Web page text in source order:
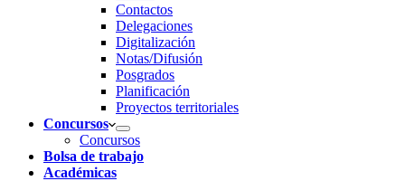
Contactos
Delegaciones
Digitalización
Notas/Difusión
Posgrados
Planificación
Proyectos territoriales
Concursos
Concursos
Bolsa de trabajo
Académicas